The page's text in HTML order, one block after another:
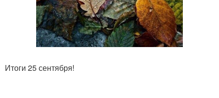
Итоги 25 сентября!